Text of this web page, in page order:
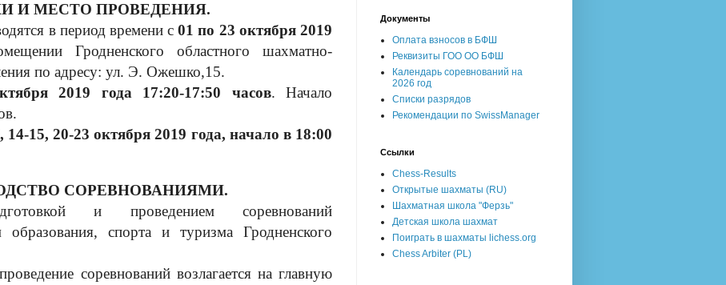
И МЕСТО ПРОВЕДЕНИЯ.
в период времени с01 по 23 октября 2019
Гродненского областного шахматно-
по адресу: ул. Э. Ожешко,15.
2019 года 17:20-17:50 часов. Начало
14-15, 20-23 октября 2019 года, начало в 18:00
СОРЕВНОВАНИЯМИ.
и проведением соревнований
образования, спорта и туризма Гродненского
соревнований возлагается на главную
Документы
Оплата взносов в БФШ
Реквизиты ГОО ОО БФШ
Календарь соревнований на
2026 год
Списки разрядов
Рекомендации по SwissManager
Ссылки
Chess-Results
Открытые шахматы (RU)
Шахматная школа "Ферзь"
Детская школа шахмат
Поиграть в шахматы lichess.org
Chess Arbiter (PL)